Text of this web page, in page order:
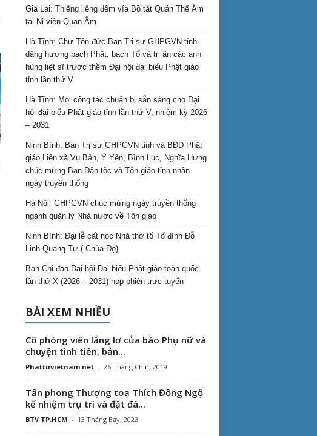
Gia Lai: Thiêng liêng đêm vía Bồ tát Quán Thế Âm
tại Ni viện Quan Âm
Hà Tĩnh: Chư Tôn đức Ban Trị sự GHPGVN tỉnh
dâng hương bạch Phật, bạch Tổ và tri ân các anh
hùng liệt sĩ trước thềm Đại hội đại biểu Phật giáo
tỉnh lần thứ V
Hà Tĩnh: Mọi công tác chuẩn bị sẵn sàng cho Đại
hội đại biểu Phật giáo tỉnh lần thứ V, nhiệm kỳ 2026
– 2031
Ninh Bình: Ban Trị sự GHPGVN tỉnh và BĐD Phật
giáo Liên xã Vụ Bản, Ý Yên, Bình Lục, Nghĩa Hưng
chúc mừng Ban Dân tộc và Tôn giáo tỉnh nhân
ngày truyền thống
Hà Nội: GHPGVN chúc mừng ngày truyền thống
ngành quản lý Nhà nước về Tôn giáo
Ninh Bình: Đại lễ cất nóc Nhà thờ tổ Tổ đình Đỗ
Linh Quang Tự ( Chùa Đọ)
Ban Chỉ đạo Đại hội Đại biểu Phật giáo toàn quốc
lần thứ X (2026 – 2031) họp phiên trực tuyến
BÀI XEM NHIỀU
Cô phóng viên lẳng lơ của báo Phụ nữ và
chuyện tình tiền, bản...
Phattuvietnam.net - 26 Tháng Chín, 2019
Tấn phong Thượng toạ Thích Đồng Ngộ
kế nhiệm trụ trì và đặt đá...
BTV TP.HCM - 13 Tháng Bảy, 2022